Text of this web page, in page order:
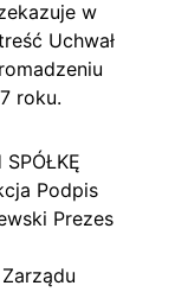
w
Uchwał
roku.
SPÓŁKĘ
Podpis
Prezes